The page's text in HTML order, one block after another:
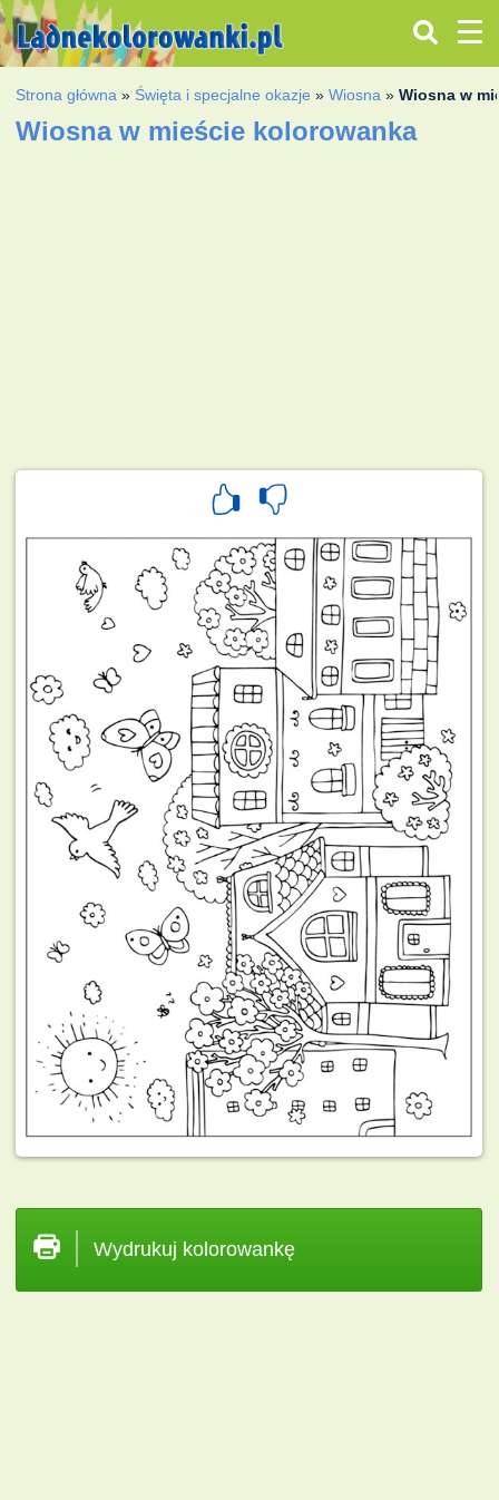
Strona główna » Święta i specjalne okazje »Wiosna »Wiosna w
Wiosna w mieście kolorowanka
Wydrukuj kolorowankę